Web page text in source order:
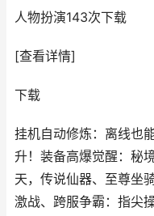
人物扮演143次下载
[查看详情]
下载
挂机自动修炼：离线也
升！装备高爆觉醒：秘
天，传说仙器、至尊坐
激战、跨服争霸：指尖